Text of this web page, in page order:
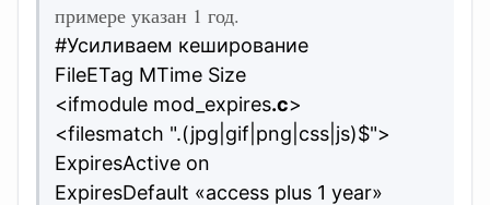
примере указан 1 год.
#Усиливаем кеширование
FileETag MTime Size
<ifmodule mod_expires.c>
<filesmatch ".(jpg|gif|png|css|js)$">
ExpiresActive on
ExpiresDefault «access plus 1 year»